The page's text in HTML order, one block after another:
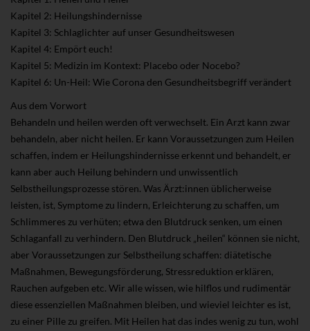
Kapitel 2: Heilungshindernisse
Kapitel 3: Schlaglichter auf unser Gesundheitswesen
Kapitel 4: Empört euch!
Kapitel 5: Medizin im Kontext: Placebo oder Nocebo?
Kapitel 6: Un-Heil: Wie Corona den Gesundheitsbegriff verändert
Aus dem Vorwort
Behandeln und heilen werden oft verwechselt. Ein Arzt kann zwar
behandeln, aber nicht heilen. Er kann Voraussetzungen zum Heilen
schaffen, indem er Heilungshindernisse erkennt und behandelt, er
kann aber auch Heilung behindern und unwissentlich
Selbstheilungsprozesse stören. Was Ärzt:innen üblicherweise
leisten, ist, Symptome zu lindern, Erleichterung zu schaffen, um
Schlimmeres zu verhüten; etwa den Blutdruck senken, um einen
Schlaganfall zu verhindern. Den Blutdruck „heilen“ können sie nicht,
aber Voraussetzungen zur Selbstheilung schaffen: diätetische
Maßnahmen, Bewegungsförderung, Stressreduktion erklären,
Rauchen aufgeben etc. Wir alle wissen, wie hilflos und rudimentär
diese essenziellen Maßnahmen bleiben, und wieviel leichter es ist,
zu einer Pille zu greifen. Mit Heilen hat das indes wenig zu tun, wohl